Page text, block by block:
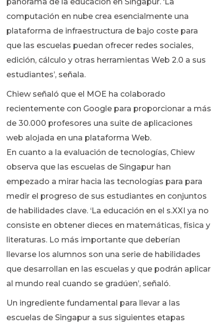
panorama de la educación en Singapur. ‘La
computación en nube crea esencialmente una
plataforma de infraestructura de bajo coste para
que las escuelas puedan ofrecer redes sociales,
edición, cálculo y otras herramientas Web 2.0 a sus
estudiantes’, señala.
Chiew señaló que el MOE ha colaborado
recientemente con Google para proporcionar a más
de 30.000 profesores una suite de aplicaciones
web alojada en una plataforma Web.
En cuanto a la evaluación de tecnologías, Chiew
observa que las escuelas de Singapur han
empezado a mirar hacia las tecnologías para para
medir el progreso de sus estudiantes en conjuntos
de habilidades clave. ‘La educación en el s.XXI ya no
consiste en obtener dieces en matemáticas, física y
literaturas. Lo más importante que deberían
llevarse los alumnos son una serie de habilidades
que desarrollan en las escuelas y que podrán aplicar
al mundo real cuando se gradúen’, señaló.
Un ingrediente fundamental para llevar a las
escuelas de Singapur a sus siguientes etapas